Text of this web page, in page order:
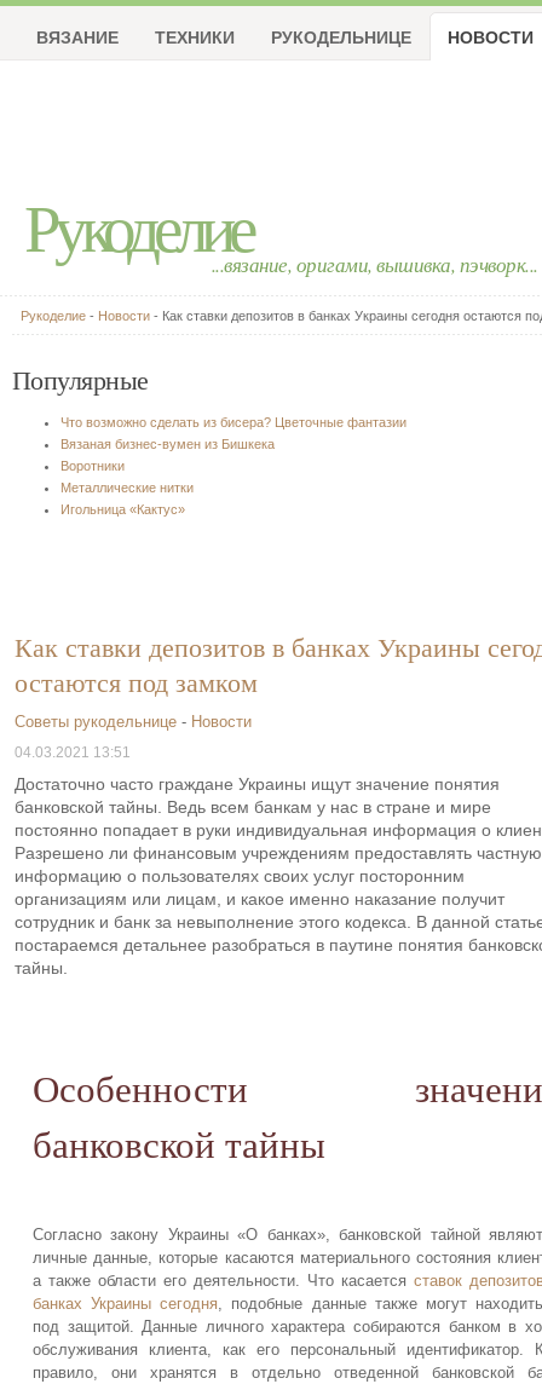
Рукоделие...вязание, оригами, вышивка, пэчворк...
ВЯЗАНИЕ ТЕХНИКИ РУКОДЕЛЬНИЦЕ НОВОСТИ
Рукоделие - Новости - Как ставки депозитов в банках Украины сегодня остаются
Популярные
Что возможно сделать из бисера? Цветочные фантазии
Вязаная бизнес-вумен из Бишкека
Воротники
Металлические нитки
Игольница «Кактус»
Как ставки депозитов в банках Украины
остаются под замком
Советы рукодельнице - Новости
04.03.2021 13:51
Достаточно часто граждане Украины ищут значение понятия
банковской тайны. Ведь всем банкам у нас в стране и мире
постоянно попадает в руки индивидуальная информация о
Разрешено ли финансовым учреждениям предоставлять частную
информацию о пользователях своих услуг посторонним
организациям или лицам, и какое именно наказание получит
сотрудник и банк за невыполнение этого кодекса. В данной
постараемся детальнее разобраться в паутине понятия
тайны.
Особенности
банковской тайны
Согласно закону Украины «О банках», банковской тайной
личные данные, которые касаются материального состояния
а также области его деятельности. Что касается ставок
банках Украины сегодня, подобные данные также могут
под защитой. Данные личного характера собираются банком в
обслуживания клиента, как его персональный идентификатор.
правило, они хранятся в отдельно отведенной банковской